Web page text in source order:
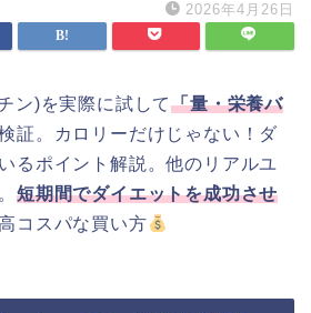
2026年4月26日
ン)を実際に試して「量・栄養バ
証。カロリーだけじゃない！ダ
るポイント解説。他のリアルユ
短期間でダイエットを成功させ
コスパな買い方